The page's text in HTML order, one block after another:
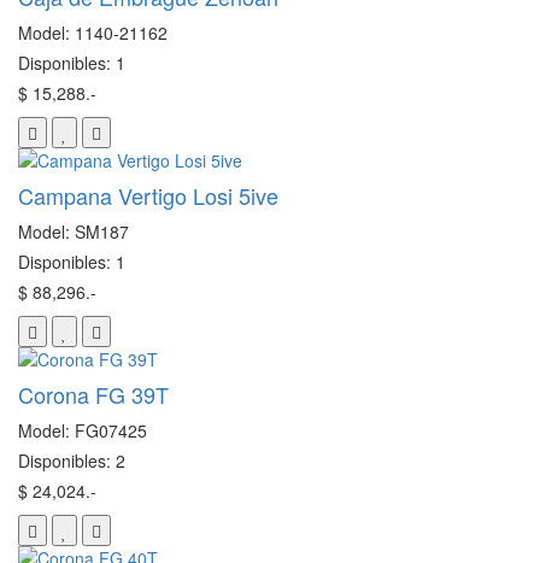
Model: 1140-21162
Disponibles: 1
$ 15,288.-
Campana Vertigo Losi 5ive
Model: SM187
Disponibles: 1
$ 88,296.-
Corona FG 39T
Model: FG07425
Disponibles: 2
$ 24,024.-